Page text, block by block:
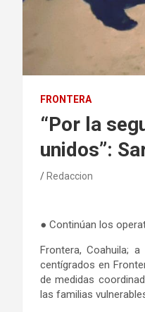
FRONTERA
“Por la
unidos”:
Redaccion
● Continúan los
Frontera, Coahuila;
centígrados en
de medidas
las familias